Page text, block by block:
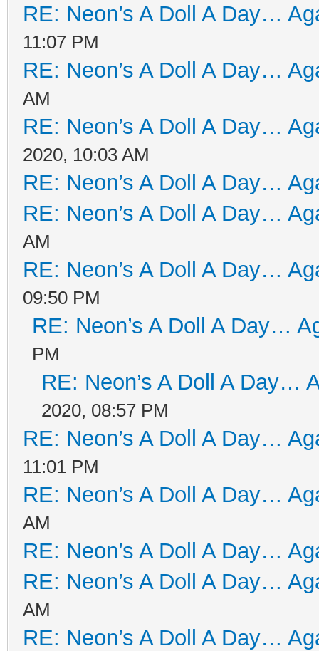
RE: Neon’s A Doll A Day…
11:07 PM
RE: Neon’s A Doll A Day…
AM
RE: Neon’s A Doll A Day…
2020, 10:03 AM
RE: Neon’s A Doll A Day…
RE: Neon’s A Doll A Day…
AM
RE: Neon’s A Doll A Day…
09:50 PM
RE: Neon’s A Doll A Day…
PM
RE: Neon’s A Doll A Day…
2020, 08:57 PM
RE: Neon’s A Doll A Day…
11:01 PM
RE: Neon’s A Doll A Day…
AM
RE: Neon’s A Doll A Day…
RE: Neon’s A Doll A Day…
AM
RE: Neon’s A Doll A Day…